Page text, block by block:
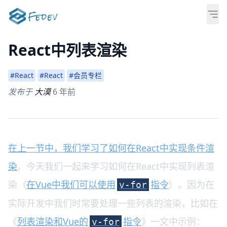
React中列表渲染
#React #React #会员专栏
发布于大漠6 年前
在上一节中，我们学习了如何在React中实现条件渲
染。今天我们一起来学习如何在React中实现列表渲
染（在Vue中我们可以使用 v-for 指令）。因为在
实际开发中我们时常要处理一些列表的渲染，比如在
《列表渲染和Vue的 v-for 指令》一文中示例：